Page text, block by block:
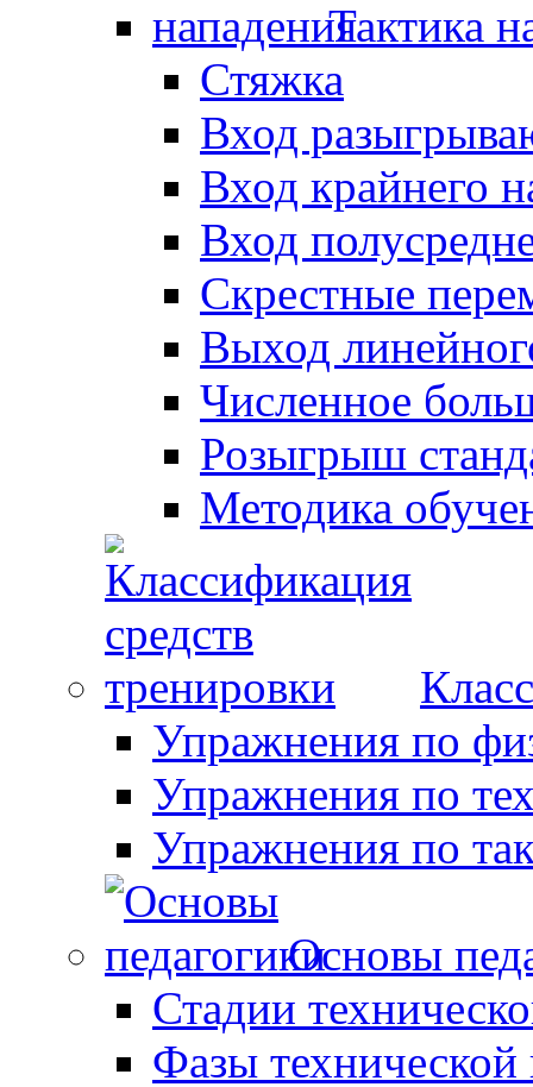
Тактика
Стяжка
Вход
Вход крайнего
Вход
Скрестные
Выход
Численное
Розыгрыш
Методика
Упражнения по
Упражнения по
Упражнения по
Основы
Стадии
Фазы технической